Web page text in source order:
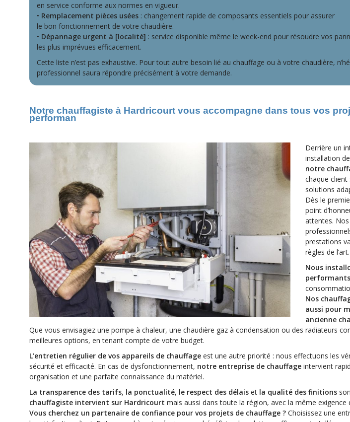
en service conforme aux normes en vigueur.
• Remplacement pièces usées : changement rapide de composants essentiels pour assurer
le bon fonctionnement de votre chaudière.
• Dépannage urgent à [localité] : service disponible même le week-end pour résoudre vos
les plus imprévues efficacement.
Cette liste n’est pas exhaustive. Pour tout autre besoin lié au chauffage ou à votre chaudière,
professionnel saura répondre précisément à votre demande.
Notre chauffagiste à Hardricourt vous accompagne dans tous vos
performan
Derrière un
installation
notre
chaque
solutions
Dès le
point
attentes.
prestations
règles de l’art.
Nous
performants
Nos
aussi pour
ancienne
Que vous envisagiez une pompe à chaleur, une chaudière gaz à condensation ou des radiateurs
meilleures options, en tenant compte de votre budget.
L’entretien régulier de vos appareils de chauffage est une autre priorité : nous effectuons les
sécurité et efficacité. En cas de dysfonctionnement, notre entreprise de chauffage intervient
organisation et une parfaite connaissance du matériel.
La transparence des tarifs, la ponctualité, le respect des délais et la qualité des finitions
chauffagiste intervient sur Hardricourt mais aussi dans toute la région, avec la même exigence
Vous cherchez un partenaire de confiance pour vos projets de chauffage ? Choisissez une